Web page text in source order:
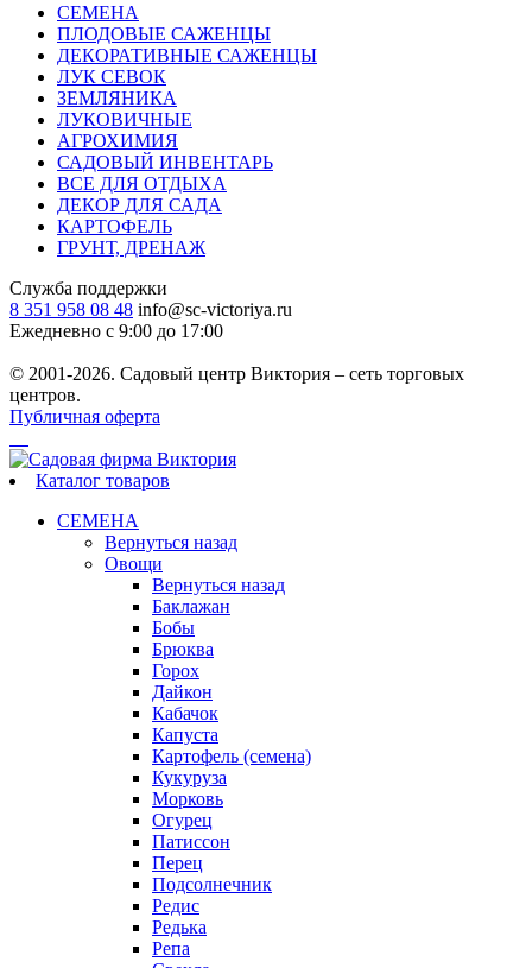
СЕМЕНА
ПЛОДОВЫЕ САЖЕНЦЫ
ДЕКОРАТИВНЫЕ САЖЕНЦЫ
ЛУК СЕВОК
ЗЕМЛЯНИКА
ЛУКОВИЧНЫЕ
АГРОХИМИЯ
САДОВЫЙ ИНВЕНТАРЬ
ВСЕ ДЛЯ ОТДЫХА
ДЕКОР ДЛЯ САДА
КАРТОФЕЛЬ
ГРУНТ, ДРЕНАЖ
Служба поддержки
8 351 958 08 48 info@sc-victoriya.ru
Ежедневно с 9:00 до 17:00
© 2001-2026. Садовый центр Виктория – сеть торговых
центров.
Публичная оферта
Каталог товаров
СЕМЕНА
Вернуться назад
Овощи
Вернуться назад
Баклажан
Бобы
Брюква
Горох
Дайкон
Кабачок
Капуста
Картофель (семена)
Кукуруза
Морковь
Огурец
Патиссон
Перец
Подсолнечник
Редис
Редька
Репа